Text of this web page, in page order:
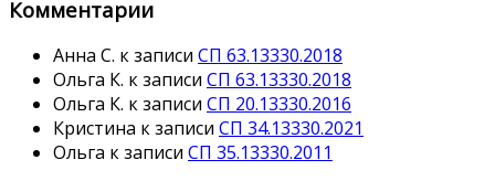
Комментарии
Анна С. к записи СП 63.13330.2018
Ольга К. к записи СП 63.13330.2018
Ольга К. к записи СП 20.13330.2016
Кристина к записи СП 34.13330.2021
Ольга к записи СП 35.13330.2011